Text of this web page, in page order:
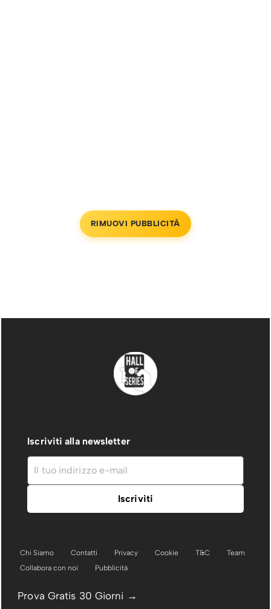
RIMUOVI PUBBLICITÀ
Iscriviti alla newsletter
Chi Siamo Contatti Privacy Cookie T&C
Team
Collabora con noi
Pubblicità
Prova Gratis 30 Giorni →